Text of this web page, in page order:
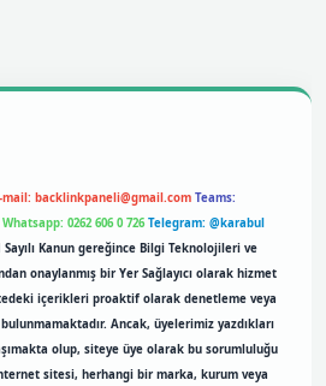
mail: backlinkpaneli@gmail.com Teams:
Whatsapp: 0262 606 0 726 Telegram: @karabul
Sayılı Kanun gereğince Bilgi Teknolojileri ve
onaylanmış bir Yer Sağlayıcı olarak hizmet
içerikleri proaktif olarak denetleme veya
Ancak, üyelerimiz yazdıkları
olup, siteye üye olarak bu sorumluluğu
sitesi, herhangi bir marka, kurum veya